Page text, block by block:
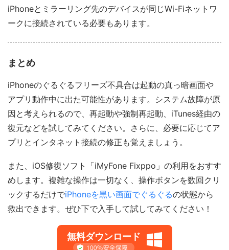
iPhoneとミラーリング先のデバイスが同じWi-Fiネットワ
ークに接続されている必要もあります。
まとめ
iPhoneのぐるぐるフリーズ不具合は起動の真っ暗画面や
アプリ動作中に出た可能性があります。システム故障が原
因と考えられるので、再起動や強制再起動、iTunes経由の
復元などを試してみてください。さらに、必要に応じてア
プリとインタネット接続の修正も覚えましょう。
また、iOS修復ソフト「iMyFone Fixppo」の利用をおすす
めします。複雑な操作は一切なく、操作ボタンを数回クリ
ックするだけでiPhoneを黒い画面でぐるぐるの状態から
救出できます。ぜひ下で入手して試してみてください！
無料ダウンロード